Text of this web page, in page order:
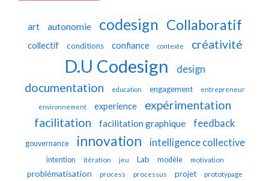
art autonomie codesign Collaboratif
collectif conditions confiance contexte créativité
D.U Codesign design
documentation education engagement entrepreneur
environnement experience
expérimentation
facilitation
facilitation graphique feedback
gouvernance innovation intelligence collective
intention itération jeu Lab modèle motivation
problématisation process processus projet prototypage